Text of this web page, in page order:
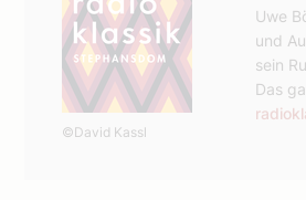
©David Kassl
Uwe
und
sein
Das